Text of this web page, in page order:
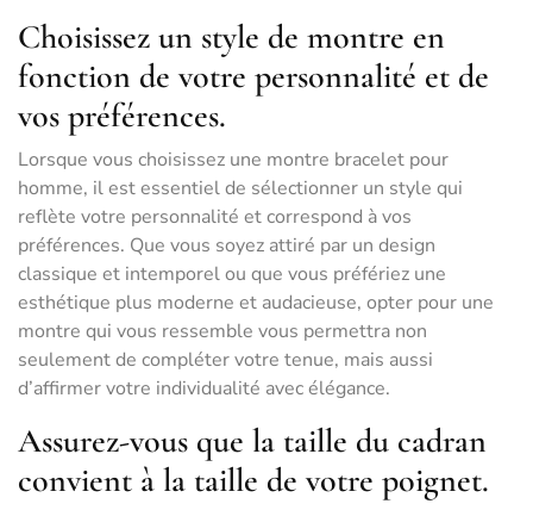
Choisissez un style de montre en
fonction de votre personnalité et de
vos préférences.
Lorsque vous choisissez une montre bracelet pour
homme, il est essentiel de sélectionner un style qui
reflète votre personnalité et correspond à vos
préférences. Que vous soyez attiré par un design
classique et intemporel ou que vous préfériez une
esthétique plus moderne et audacieuse, opter pour une
montre qui vous ressemble vous permettra non
seulement de compléter votre tenue, mais aussi
d’affirmer votre individualité avec élégance.
Assurez-vous que la taille du cadran
convient à la taille de votre poignet.